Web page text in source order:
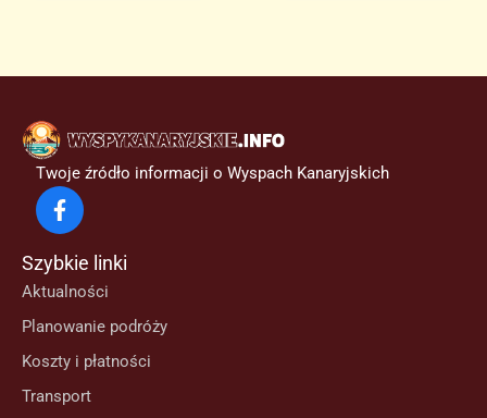
Twoje źródło informacji o Wyspach Kanaryjskich
Szybkie linki
Aktualności
Planowanie podróży
Koszty i płatności
Transport